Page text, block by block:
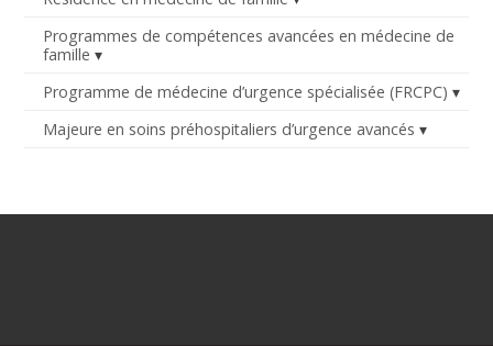
Programmes de compétences avancées en médecine de
famille
Programme de médecine d’urgence spécialisée (FRCPC)
Majeure en soins préhospitaliers d’urgence avancés